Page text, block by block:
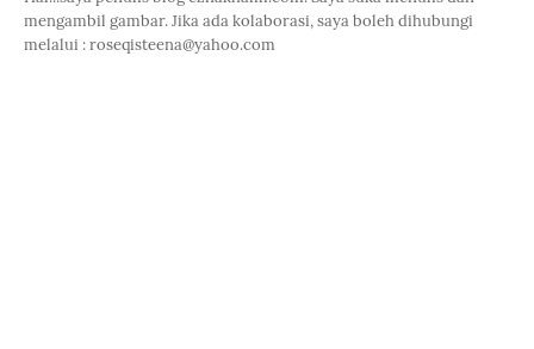
mengambil gambar. Jika ada kolaborasi, saya boleh dihubungi
melalui : roseqisteena@yahoo.com